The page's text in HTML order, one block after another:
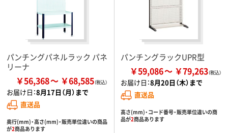
パンチングパネルラック パネ
リーナ
￥56,368 ￥68,585
お届け日：8月17日（月）まで
直送品
奥行(mm)・高さ(mm)・販売単位違いの商品
が2商品あります
パンチングラックUPR型
￥59,086 ￥79,263
お届け日：8月20日（木）まで
直送品
高さ(mm)・コード番号・販売単位違いの商
品が2商品あります